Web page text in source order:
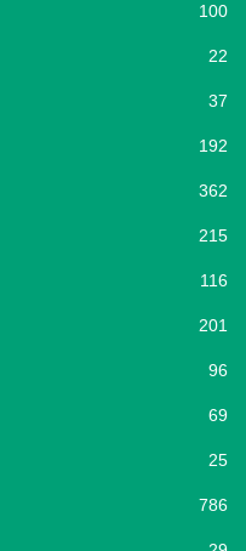
100
22
37
192
362
215
116
201
96
69
25
786